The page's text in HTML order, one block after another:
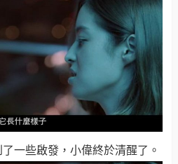
一些啟發，小偉終於清醒了。